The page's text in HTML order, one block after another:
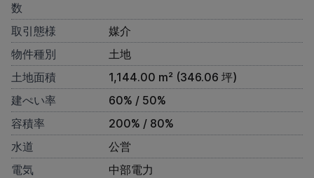
数
取引態様
媒介
物件種別
土地
土地面積
1,144.00 m² (346.06 坪)
建ぺい率
60% / 50%
容積率
200% / 80%
水道
公営
電気
中部電力